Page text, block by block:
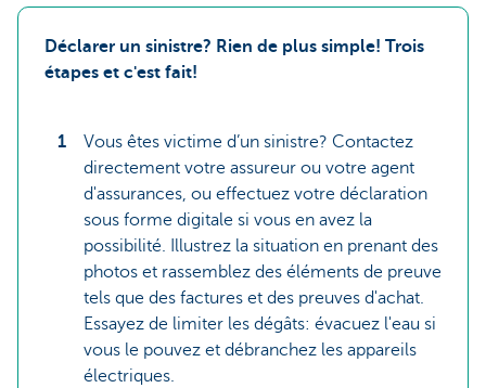
Déclarer un sinistre? Rien de plus simple! Trois
étapes et c'est fait!
Vous êtes victime d’un sinistre? Contactez
directement votre assureur ou votre agent
d'assurances, ou effectuez votre déclaration
sous forme digitale si vous en avez la
possibilité. Illustrez la situation en prenant des
photos et rassemblez des éléments de preuve
tels que des factures et des preuves d'achat.
Essayez de limiter les dégâts: évacuez l'eau si
vous le pouvez et débranchez les appareils
électriques.